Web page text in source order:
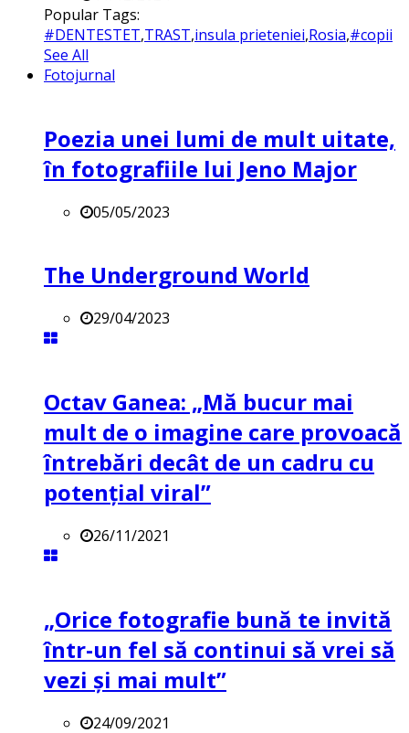
Popular Tags:
#DENTESTET,TRAST,insula prieteniei,Rosia,#copii
See All
Fotojurnal
Poezia unei lumi de mult uitate,
în fotografiile lui Jeno Major
05/05/2023
The Underground World
29/04/2023
Octav Ganea: „Mă bucur mai
mult de o imagine care provoacă
întrebări decât de un cadru cu
potenţial viral”
26/11/2021
„Orice fotografie bună te invită
într-un fel să continui să vrei să
vezi și mai mult”
24/09/2021